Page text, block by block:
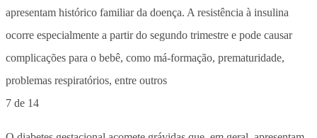
7 de 14